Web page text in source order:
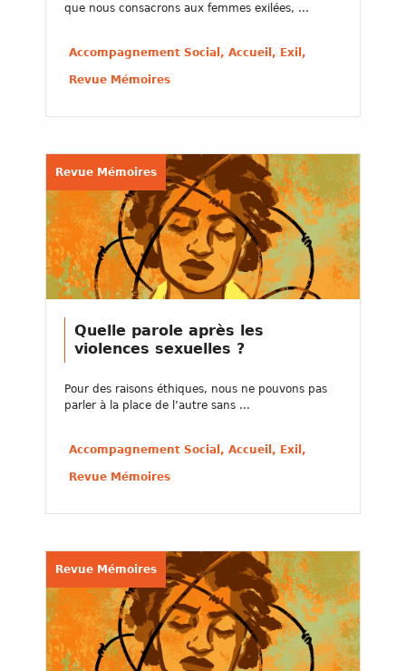
que nous consacrons aux femmes exilées, ...
Accompagnement Social, Accueil, Exil,
Revue Mémoires
Revue Mémoires
Quelle parole après les
violences sexuelles ?
Pour des raisons éthiques, nous ne pouvons pas
parler à la place de l’autre sans ...
Accompagnement Social, Accueil, Exil,
Revue Mémoires
Revue Mémoires